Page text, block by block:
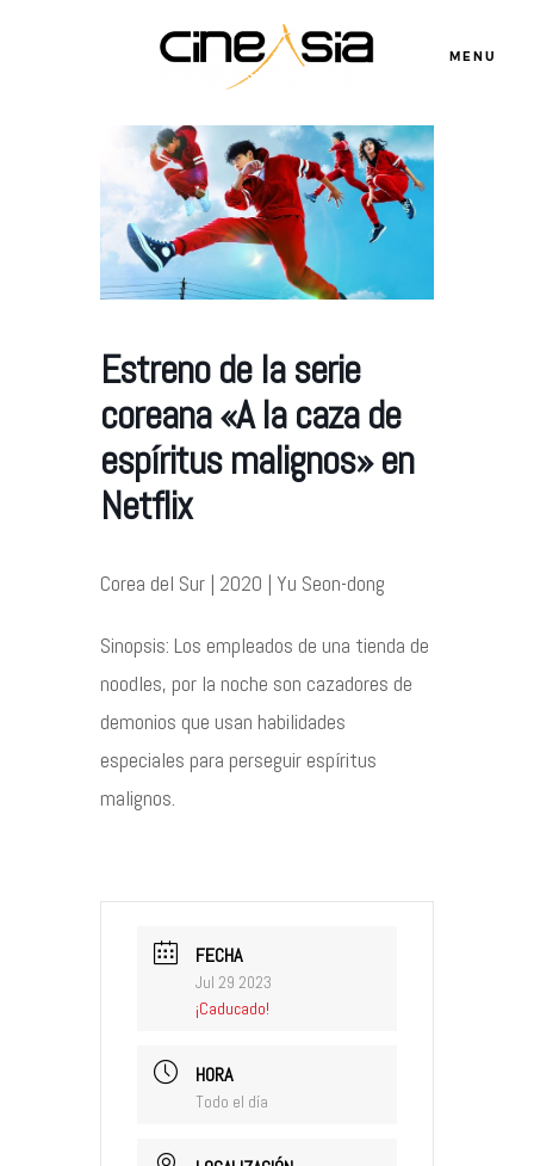
MENU
Estreno de la serie
coreana «A la caza de
espíritus malignos» en
Netflix
Corea del Sur | 2020 | Yu Seon-dong
Sinopsis: Los empleados de una tienda de
noodles, por la noche son cazadores de
demonios que usan habilidades
especiales para perseguir espíritus
malignos.
FECHA
Jul 29 2023
¡Caducado!
HORA
Todo el día
©2026 COPYRIGHT FLOTHEMES